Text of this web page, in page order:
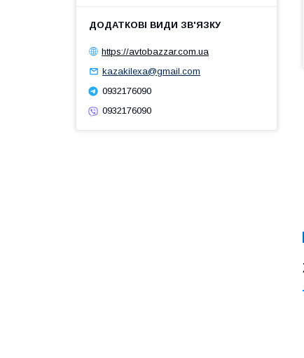
https://avtobazzar.com.ua
kazakilexa@gmail.com
0932176090
0932176090